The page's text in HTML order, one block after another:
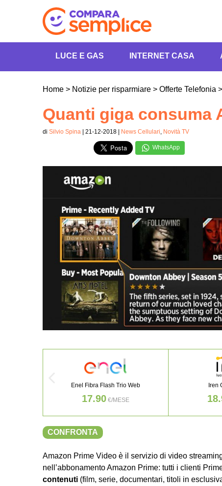
LUCE E GAS INTERNET CASA
Home > Notizie per risparmiare > Offerte Telefonia >
Quanti giga consuma
di Silvio Spina | 21-12-2018 | News Cellulari, Novità TV
WhatsApp
Enel Fibra Flash Trio Web
17.90 €/MESE
Iren
CONFRONTA
Amazon Prime Video è il servizio di video
nell’abbonamento Amazon Prime: tutti i clienti
contenuti (film, serie, documentari, titoli in